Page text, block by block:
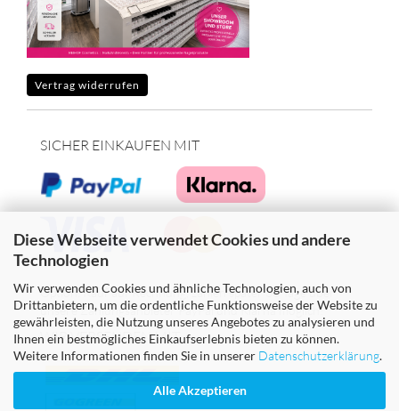
Diese Webseite verwendet Cookies und andere
Technologien
Wir verwenden Cookies und ähnliche Technologien, auch von
Drittanbietern, um die ordentliche Funktionsweise der Website zu
gewährleisten, die Nutzung unseres Angebotes zu analysieren und
Ihnen ein bestmögliches Einkaufserlebnis bieten zu können.
Weitere Informationen finden Sie in unserer Datenschutzerklärung.
Alle Akzeptieren
Vertrag widerrufen
SICHER EINKAUFEN MIT
Option: Kauf auf Rechnung, zahlen später 30 Tage über
unsere Zahlungsanbieter PayPal und Klarna möglich!
WIR VERSENDEN MIT